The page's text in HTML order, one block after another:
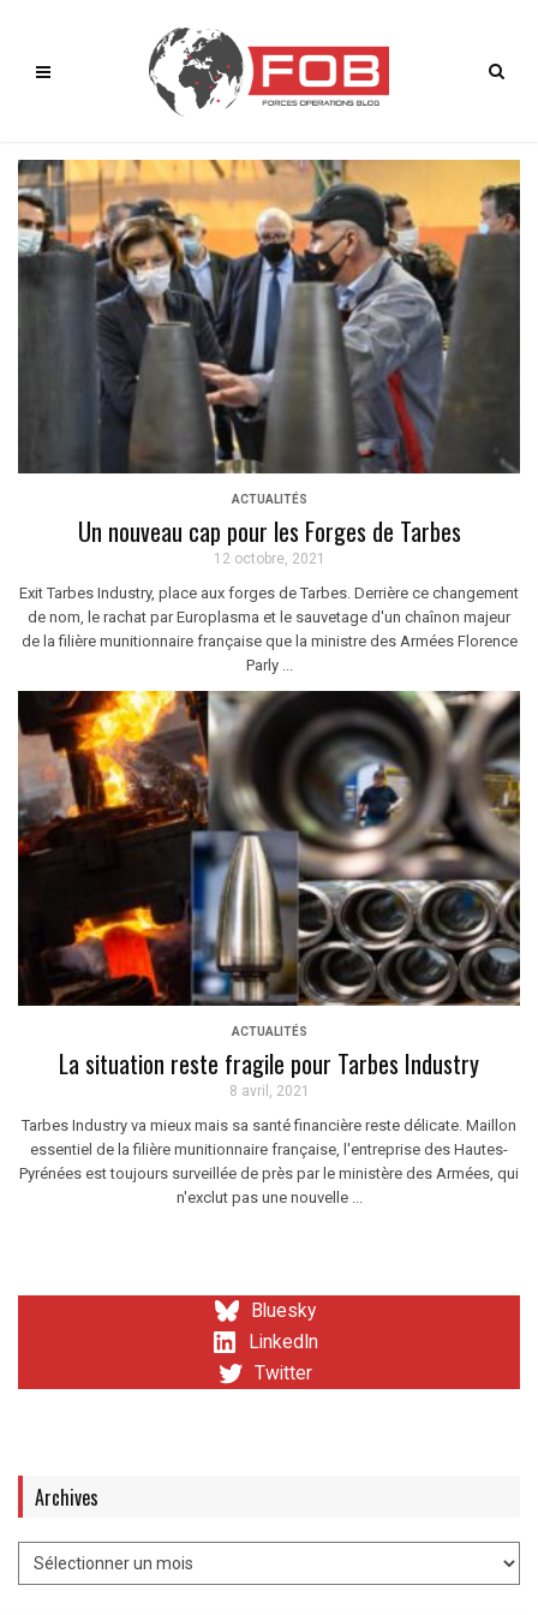
ACTUALITÉS
Un nouveau cap pour les Forges de Tarbes
12 octobre, 2021
Exit Tarbes Industry, place aux forges de Tarbes. Derrière ce changement
de nom, le rachat par Europlasma et le sauvetage d'un chaînon majeur
de la filière munitionnaire française que la ministre des Armées Florence
Parly ...
ACTUALITÉS
La situation reste fragile pour Tarbes Industry
8 avril, 2021
Tarbes Industry va mieux mais sa santé financière reste délicate. Maillon
essentiel de la filière munitionnaire française, l'entreprise des Hautes-
Pyrénées est toujours surveillée de près par le ministère des Armées, qui
n'exclut pas une nouvelle ...
Bluesky
LinkedIn
Twitter
Archives